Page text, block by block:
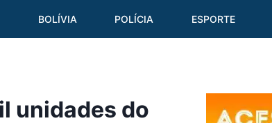
BOLÍVIA POLÍCIA ESPORTE
unidades do